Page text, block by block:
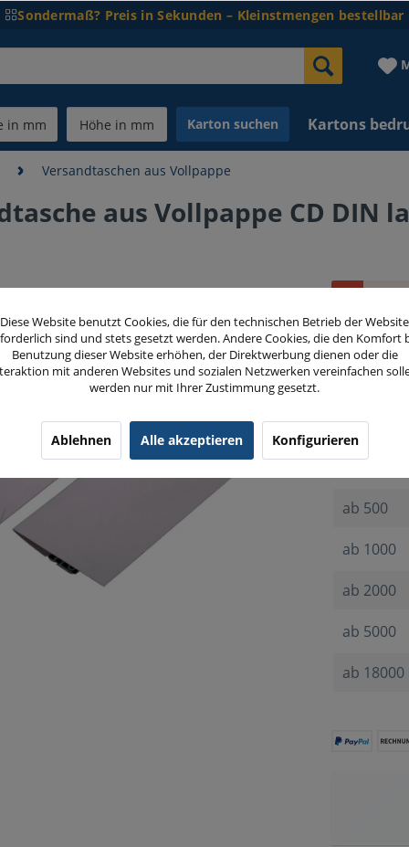
Sondermaß? Preis in Sekunden – Kleinstmengen bestellbar
Karton suchen Kartons
Versandtaschen aus Vollpappe
aus Vollpappe CD DIN
66,00
Menge
ab 500
ab 1000
ab 2000
ab 5000
ab 18000
inkl. MwSt.
Diese Website benutzt Cookies, die für den technischen Betrieb der Website
sind und stets gesetzt werden. Andere Cookies, die den Komfort
Benutzung dieser Website erhöhen, der Direktwerbung dienen oder die
mit anderen Websites und sozialen Netzwerken vereinfachen
werden nur mit Ihrer Zustimmung gesetzt.
Ablehnen Alle akzeptieren Konfigurieren